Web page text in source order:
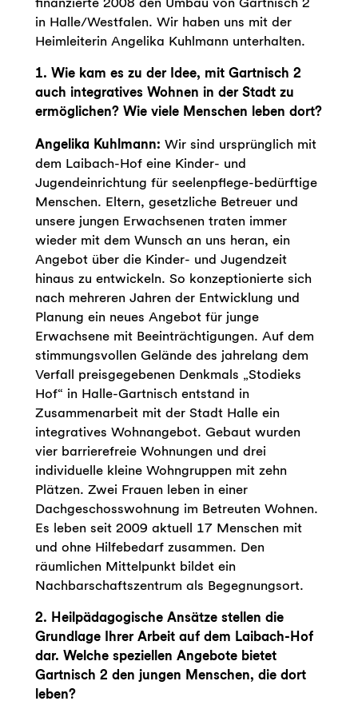
in Halle/Westfalen. Wir haben uns mit der
Heimleiterin Angelika Kuhlmann unterhalten.
1. Wie kam es zu der Idee, mit Gartnisch 2
auch integratives Wohnen in der Stadt zu
ermöglichen? Wie viele Menschen leben dort?
Angelika Kuhlmann: Wir sind ursprünglich mit
dem Laibach-Hof eine Kinder- und
Jugendeinrichtung für seelenpflege-bedürftige
Menschen. Eltern, gesetzliche Betreuer und
unsere jungen Erwachsenen traten immer
wieder mit dem Wunsch an uns heran, ein
Angebot über die Kinder- und Jugendzeit
hinaus zu entwickeln. So konzeptionierte sich
nach mehreren Jahren der Entwicklung und
Planung ein neues Angebot für junge
Erwachsene mit Beeinträchtigungen. Auf dem
stimmungsvollen Gelände des jahrelang dem
Verfall preisgegebenen Denkmals „Stodieks
Hof“ in Halle-Gartnisch entstand in
Zusammenarbeit mit der Stadt Halle ein
integratives Wohnangebot. Gebaut wurden
vier barrierefreie Wohnungen und drei
individuelle kleine Wohngruppen mit zehn
Plätzen. Zwei Frauen leben in einer
Dachgeschosswohnung im Betreuten Wohnen.
Es leben seit 2009 aktuell 17 Menschen mit
und ohne Hilfebedarf zusammen. Den
räumlichen Mittelpunkt bildet ein
Nachbarschaftszentrum als Begegnungsort.
2. Heilpädagogische Ansätze stellen die
Grundlage Ihrer Arbeit auf dem Laibach-Hof
dar. Welche speziellen Angebote bietet
Gartnisch 2 den jungen Menschen, die dort
leben?